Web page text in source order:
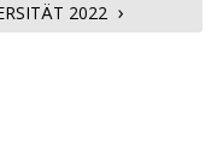
2022